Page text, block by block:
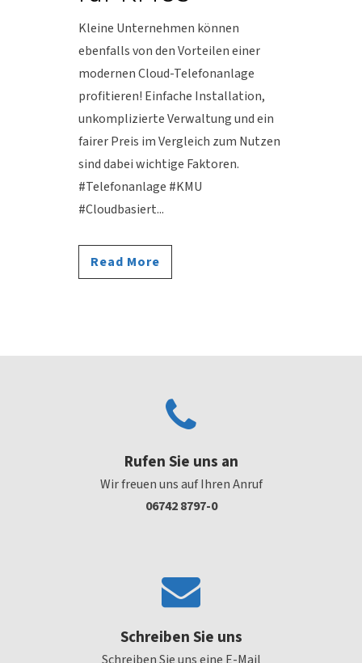
Kleine Unternehmen können
ebenfalls von den Vorteilen einer
modernen Cloud-Telefonanlage
profitieren! Einfache Installation,
unkomplizierte Verwaltung und ein
fairer Preis im Vergleich zum Nutzen
sind dabei wichtige Faktoren.
#Telefonanlage #KMU
#Cloudbasiert...
Read More
Rufen Sie uns an
Wir freuen uns auf Ihren Anruf
06742 8797-0
Schreiben Sie uns